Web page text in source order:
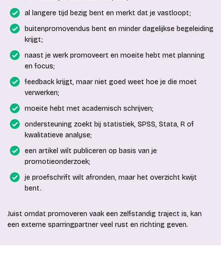
al langere tijd bezig bent en merkt dat je vastloopt;
buitenpromovendus bent en minder dagelijkse begeleiding
krijgt;
naast je werk promoveert en moeite hebt met planning
en focus;
feedback krijgt, maar niet goed weet hoe je die moet
verwerken;
moeite hebt met academisch schrijven;
ondersteuning zoekt bij statistiek, SPSS, Stata, R of
kwalitatieve analyse;
een artikel wilt publiceren op basis van je
promotieonderzoek;
je proefschrift wilt afronden, maar het overzicht kwijt
bent.
Juist omdat promoveren vaak een zelfstandig traject is, kan
een externe sparringpartner veel rust en richting geven.